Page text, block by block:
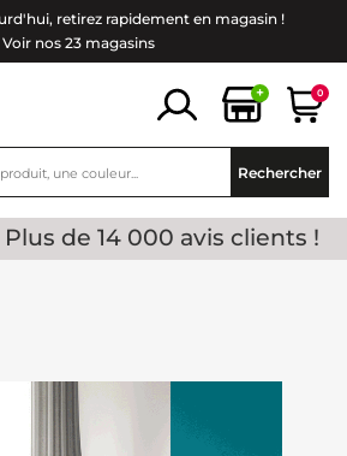
retirez rapidement en magasin !
Voir nos 23 magasins
+ 0
Rechercher
- Plus de 14 000 avis clients !